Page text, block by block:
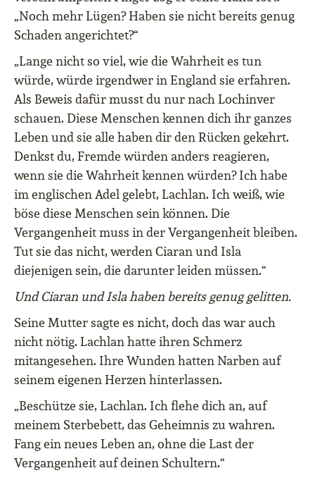
„Noch mehr Lügen? Haben sie nicht bereits genug
Schaden angerichtet?“
„Lange nicht so viel, wie die Wahrheit es tun
würde, würde irgendwer in England sie erfahren.
Als Beweis dafür musst du nur nach Lochinver
schauen. Diese Menschen kennen dich ihr ganzes
Leben und sie alle haben dir den Rücken gekehrt.
Denkst du, Fremde würden anders reagieren,
wenn sie die Wahrheit kennen würden? Ich habe
im englischen Adel gelebt, Lachlan. Ich weiß, wie
böse diese Menschen sein können. Die
Vergangenheit muss in der Vergangenheit bleiben.
Tut sie das nicht, werden Ciaran und Isla
diejenigen sein, die darunter leiden müssen.“
Und Ciaran und Isla haben bereits genug gelitten.
Seine Mutter sagte es nicht, doch das war auch
nicht nötig. Lachlan hatte ihren Schmerz
mitangesehen. Ihre Wunden hatten Narben auf
seinem eigenen Herzen hinterlassen.
„Beschütze sie, Lachlan. Ich flehe dich an, auf
meinem Sterbebett, das Geheimnis zu wahren.
Fang ein neues Leben an, ohne die Last der
Vergangenheit auf deinen Schultern.“